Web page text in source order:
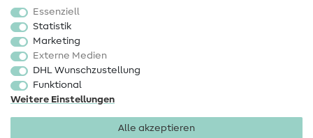
Sale
Schnittmuster
Essenziell
Statistik
Marketing
Externe Medien
DHL Wunschzustellung
Funktional
Weitere Einstellungen
Alle akzeptieren